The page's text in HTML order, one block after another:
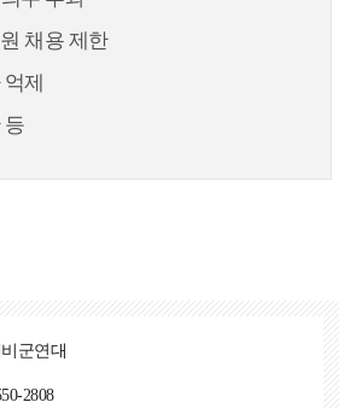
채용 제한
제
등
군연대
2808